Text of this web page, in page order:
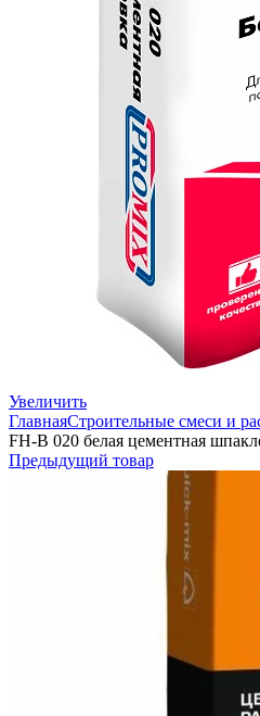
Увеличить
ГлавнаяСтроительные смеси и
FH-B 020 белая цементная
Предыдущий товар